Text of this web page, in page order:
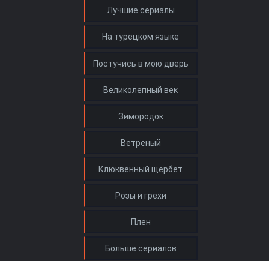
Лучшие сериалы
На турецком языке